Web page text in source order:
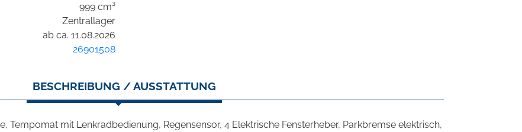
999 cm³
Zentrallager
ab ca. 11.08.2026
26901508
BESCHREIBUNG / AUSSTATTUNG
Tempomat mit Lenkradbedienung, Regensensor, 4 Elektrische Fensterheber, Parkbremse elektrisch,